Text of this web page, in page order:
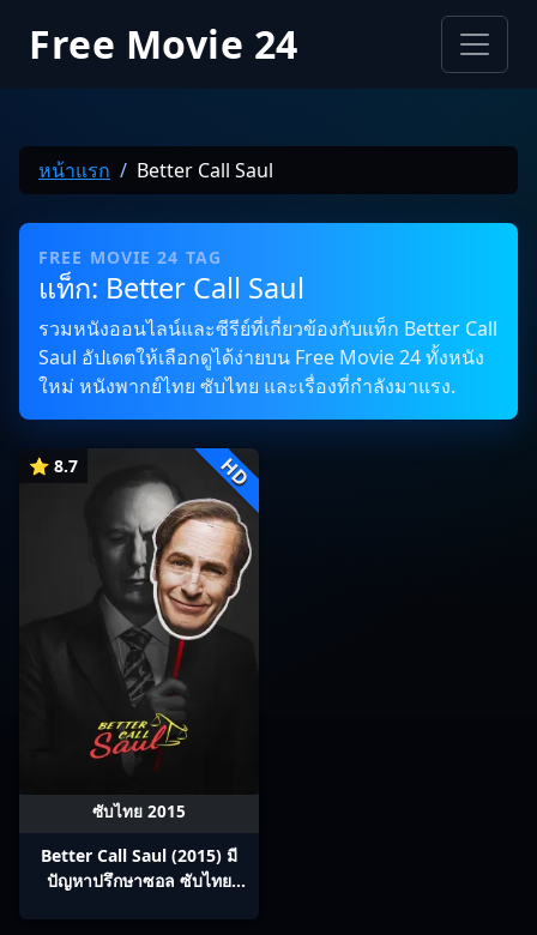
Free Movie 24
หน้าแรก Better Call Saul
FREE MOVIE 24 TAG
แท็ก: Better Call Saul
รวมหนังออนไลน์และซีรีย์ที่เกี่ยวข้องกับแท็ก Better Call
Saul อัปเดตให้เลือกดูได้ง่ายบน Free Movie 24 ทั้งหนัง
ใหม่ หนังพากย์ไทย ซับไทย และเรื่องที่กำลังมาแรง.
⭐ 8.7 HD
ซับไทย 2015
Better Call Saul (2015) มี
ปัญหาปรึกษาซอล ซับไทย